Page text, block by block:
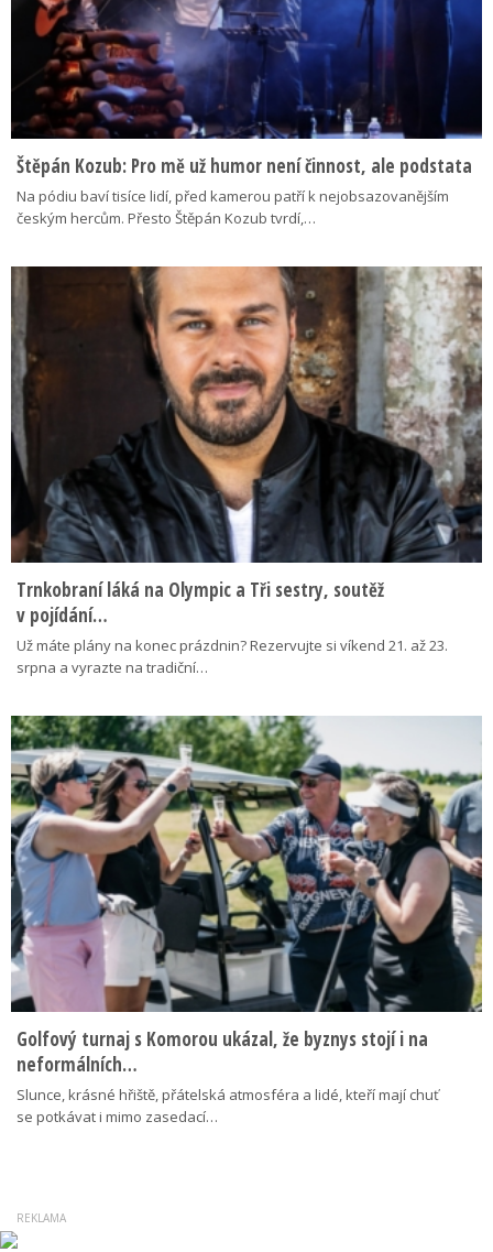
Štěpán Kozub: Pro mě už humor není činnost, ale podstata
Na pódiu baví tisíce lidí, před kamerou patří k nejobsazovanějším
českým hercům. Přesto Štěpán Kozub tvrdí,…
Trnkobraní láká na Olympic a Tři sestry, soutěž
v pojídání…
Už máte plány na konec prázdnin? Rezervujte si víkend 21. až 23.
srpna a vyrazte na tradiční…
Golfový turnaj s Komorou ukázal, že byznys stojí i na
neformálních…
Slunce, krásné hřiště, přátelská atmosféra a lidé, kteří mají chuť
se potkávat i mimo zasedací…